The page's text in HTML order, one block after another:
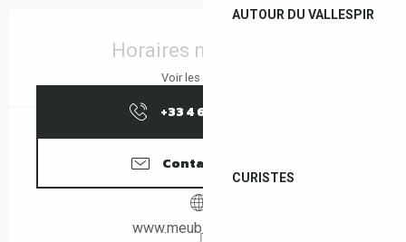
AUTOUR DU VALLESPIR
CURISTES
Ouverture et coordonnées
Horaires non définis
Voir les horaires
+33 4 68 83 02
Contactez-nous
www.meubles-logial.fr